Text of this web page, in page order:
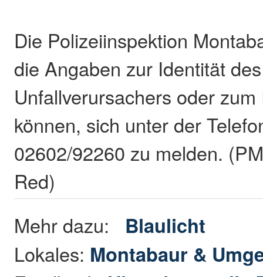
Die Polizeiinspektion
die Angaben zur Identität des
Unfallverursachers oder
können, sich unter der
02602/92260 zu melden.
Red)
Mehr dazu: Blaulicht
Lokales: Montabaur &